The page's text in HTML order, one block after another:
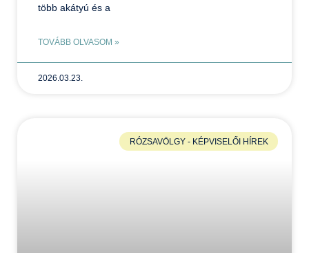
több akátyú és a
TOVÁBB OLVASOM »
2026.03.23.
RÓZSAVÖLGY - KÉPVISELŐI HÍREK